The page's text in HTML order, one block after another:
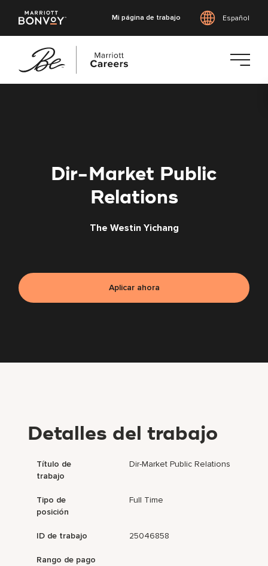
Mi página de trabajo Español
Dir-Market Public
Relations
The Westin Yichang
Aplicar ahora
Detalles del trabajo
Título de
trabajo
Dir-Market Public Relations
Tipo de
posición
Full Time
ID de trabajo 25046858
Rango de pago